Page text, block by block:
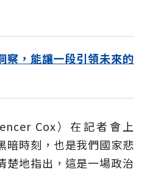
察，能讓一段引領未來的
Cox）在記者會上
暗時刻，也是我們國家悲
地指出，這是一場政治